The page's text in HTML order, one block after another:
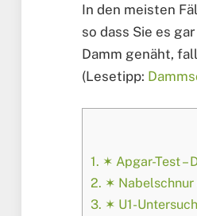
In den meisten
so dass Sie es
Damm genäht,
(Lesetipp:
1. ✶ Apgar-Test –
2. ✶
3. ✶ U1-